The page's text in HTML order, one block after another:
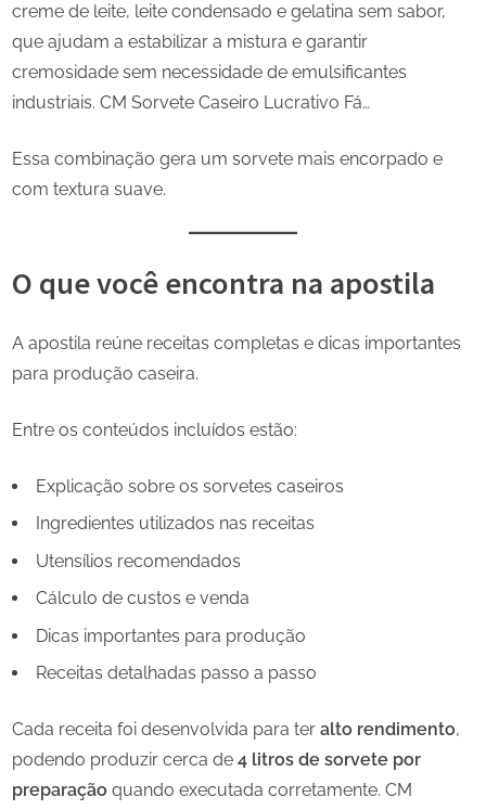
creme de leite, leite condensado e gelatina sem sabor,
que ajudam a estabilizar a mistura e garantir
cremosidade sem necessidade de emulsificantes
industriais. CM Sorvete Caseiro Lucrativo Fá…
Essa combinação gera um sorvete mais encorpado e
com textura suave.
O que você encontra na apostila
A apostila reúne receitas completas e dicas importantes
para produção caseira.
Entre os conteúdos incluídos estão:
Explicação sobre os sorvetes caseiros
Ingredientes utilizados nas receitas
Utensílios recomendados
Cálculo de custos e venda
Dicas importantes para produção
Receitas detalhadas passo a passo
Cada receita foi desenvolvida para ter alto rendimento,
podendo produzir cerca de 4 litros de sorvete por
preparação quando executada corretamente. CM